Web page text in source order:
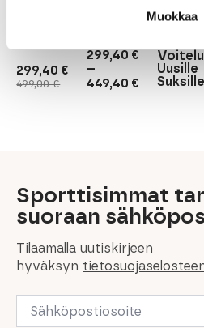
Muokkaa
499,00€
Alkuperäinen
hinta
299,40 €
Nykyinen
hinta
299,40€
–
449,40 €
Hintaluokka:
299,40 €
Voitelu
Uusille
Suksille
Sporttisimmat
suoraan
Tilaamalla uutiskirjeen
hyväksyn
Email